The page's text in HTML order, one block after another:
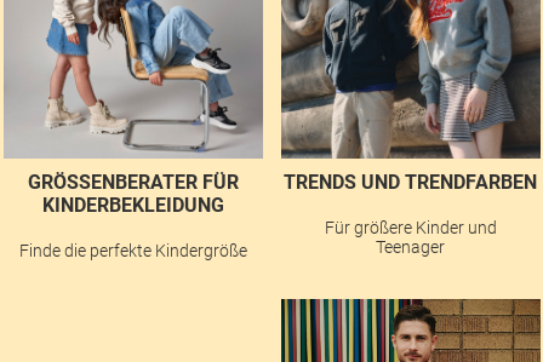
GRÖSSENBERATER FÜR K
INDERBEKLEIDUNG
Finde die perfekte Kindergröße
TRENDS UND TRENDFARBEN
Für größere Kinder und
Teenager